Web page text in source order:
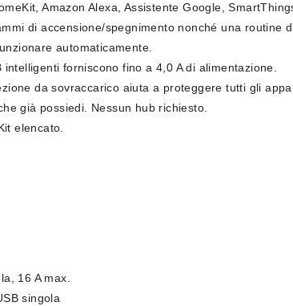
Amazon Alexa, Assistente Google,
di accensione/spegnimento nonché una routine
automaticamente.
intelligenti forniscono fino a 4,0 A di alimentazione.
da sovraccarico aiuta a proteggere tutti gli
già possiedi. Nessun hub richiesto.
elencato.
16 A max.
singola